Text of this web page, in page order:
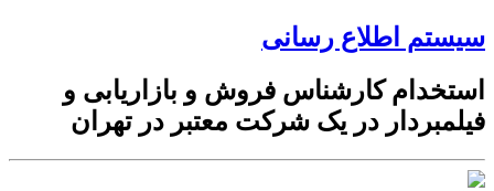
سیستم اطلاع رسانی
استخدام کارشناس فروش و بازاریابی و
فیلمبردار در یک شرکت معتبر در تهران